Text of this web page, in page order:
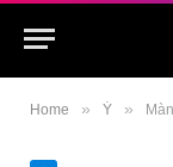
Home » Ý » Màn